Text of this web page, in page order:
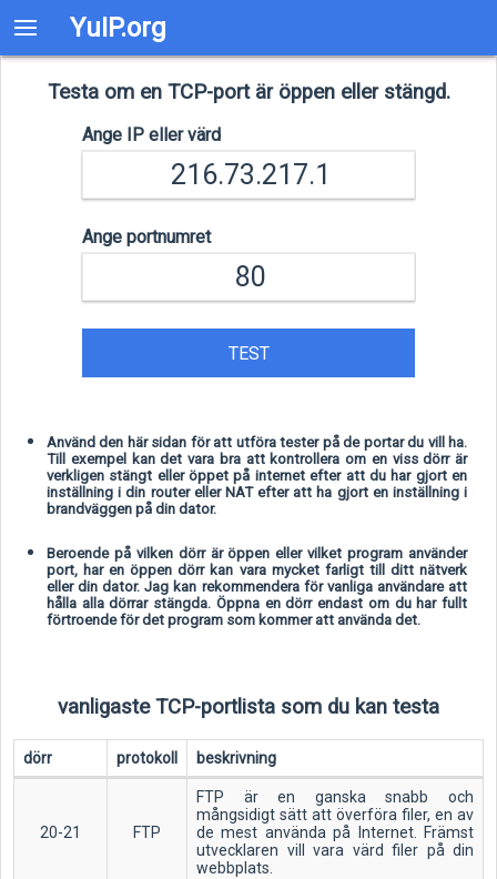
YuIP.org
Testa om en TCP-port är öppen eller stängd.
Ange IP eller värd
Ange portnumret
TEST
Använd den här sidan för att utföra tester på de portar du vill ha.
Till exempel kan det vara bra att kontrollera om en viss dörr är
verkligen stängt eller öppet på internet efter att du har gjort en
inställning i din router eller NAT efter att ha gjort en inställning i
brandväggen på din dator.
Beroende på vilken dörr är öppen eller vilket program använder
port, har en öppen dörr kan vara mycket farligt till ditt nätverk
eller din dator. Jag kan rekommendera för vanliga användare att
hålla alla dörrar stängda. Öppna en dörr endast om du har fullt
förtroende för det program som kommer att använda det.
vanligaste TCP-portlista som du kan testa
dörr protokoll beskrivning
20-21 FTP
FTP är en ganska snabb och
mångsidigt sätt att överföra filer, en av
de mest använda på Internet. Främst
utvecklaren vill vara värd filer på din
webbplats.